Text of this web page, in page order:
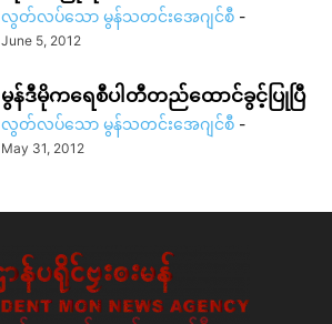
လွတ်လပ်သော မွန်သတင်းအေဂျင်စီ -
June 5, 2012
မွန်ဒီမိုကရေစီပါတီတည်ထောင်ခွင့်ပြုပြီ
လွတ်လပ်သော မွန်သတင်းအေဂျင်စီ -
May 31, 2012